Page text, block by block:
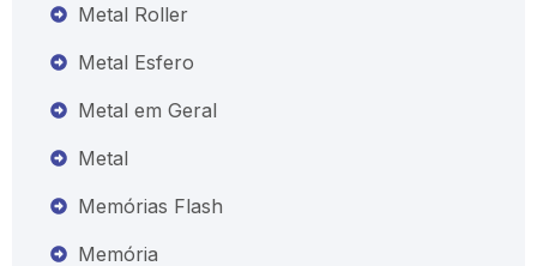
Metal Roller
Metal Esfero
Metal em Geral
Metal
Memórias Flash
Memória